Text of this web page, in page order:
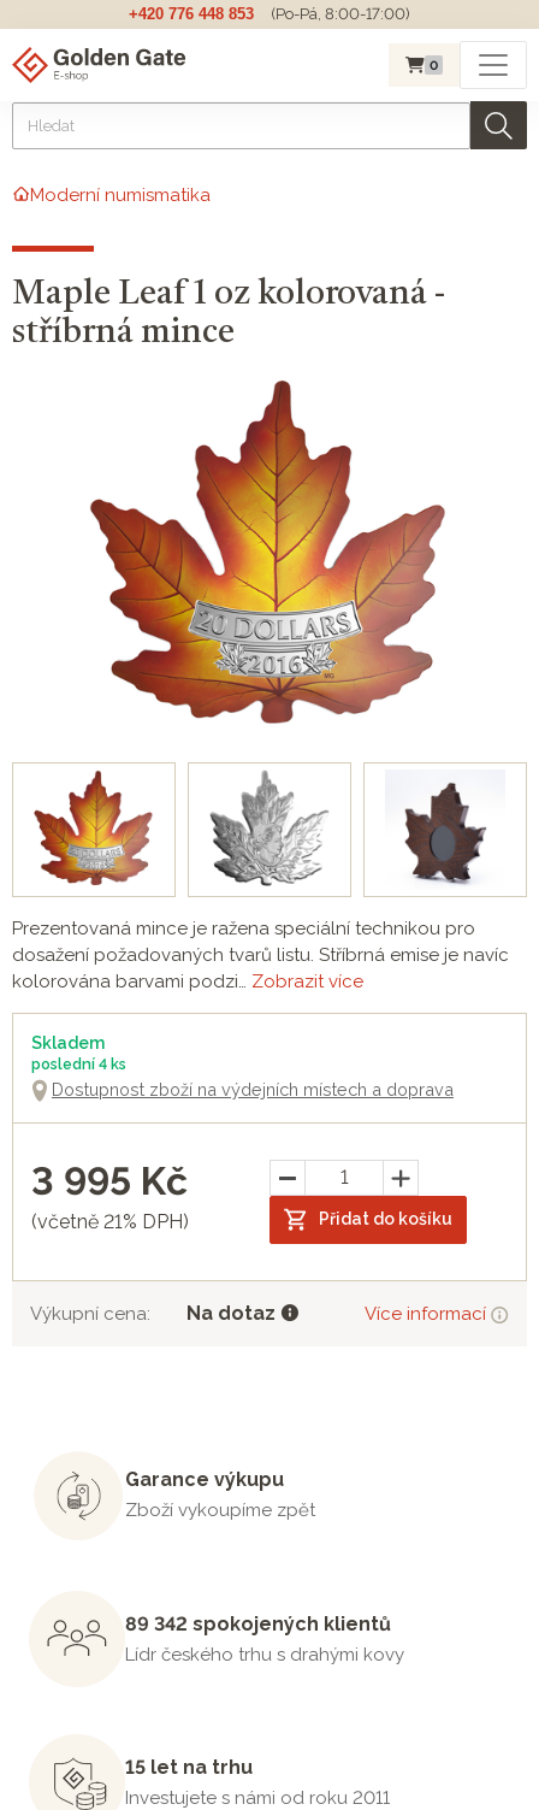
+420 776 448 853 (Po-Pá, 8:00-17:00)
0
Moderní numismatika
Maple Leaf 1 oz kolorovaná -
stříbrná mince
Prezentovaná mince je ražena speciální technikou pro
dosažení požadovaných tvarů listu. Stříbrná emise je navíc
kolorována barvami podzi… Zobrazit více
Skladem
poslední 4 ks
Dostupnost zboží na výdejních místech a doprava
3 995 Kč
(včetně 21% DPH) Přidat do košíku
Výkupní cena: Na dotaz Více informací
Garance výkupu
Zboží vykoupíme zpět
89 342 spokojených klientů
Lídr českého trhu s drahými kovy
15 let na trhu
Investujete s námi od roku 2011